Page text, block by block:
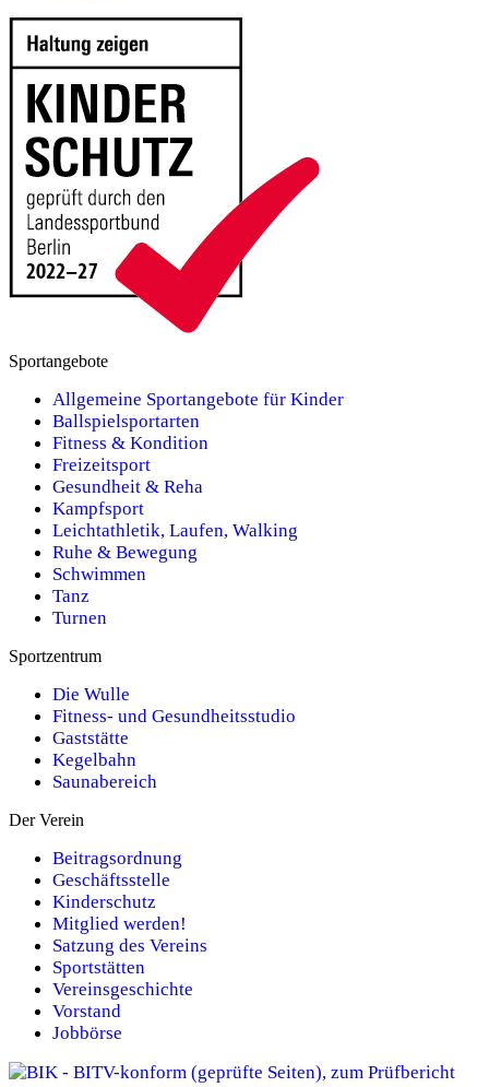
Sportangebote
Allgemeine Sportangebote für Kinder
Ballspielsportarten
Fitness & Kondition
Freizeitsport
Gesundheit & Reha
Kampfsport
Leichtathletik, Laufen, Walking
Ruhe & Bewegung
Schwimmen
Tanz
Turnen
Sportzentrum
Die Wulle
Fitness- und Gesundheitsstudio
Gaststätte
Kegelbahn
Saunabereich
Der Verein
Beitragsordnung
Geschäftsstelle
Kinderschutz
Mitglied werden!
Satzung des Vereins
Sportstätten
Vereinsgeschichte
Vorstand
Jobbörse